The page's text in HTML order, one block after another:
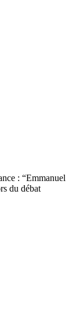
: “Emmanuel
du débat